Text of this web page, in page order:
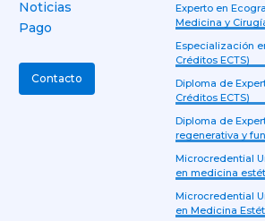
Noticias
Pago
Contacto
Experto en
Medicina y
Especialización
Créditos ECTS)
Diploma de
Créditos ECTS)
Diploma de
regenerativa y
Microcredential
en medicina
Microcredential
en Medicina